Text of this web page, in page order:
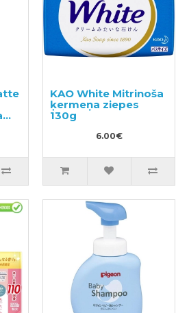
KAO White Mitrinoša
ķermeņa ziepes
130g
6.00€